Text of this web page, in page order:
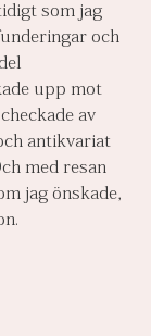
som jag
och
upp mot
av
antikvariat
med resan
jag önskade,